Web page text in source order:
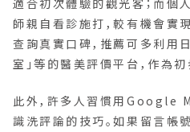
適合初次體驗的觀光客；而個
師親自看診施打，較有機會實
查詢真實口碑，推薦可多利用
室」等的醫美評價平台，作為初
此外，許多人習慣用Google
識洗評論的技巧。如果留言帳